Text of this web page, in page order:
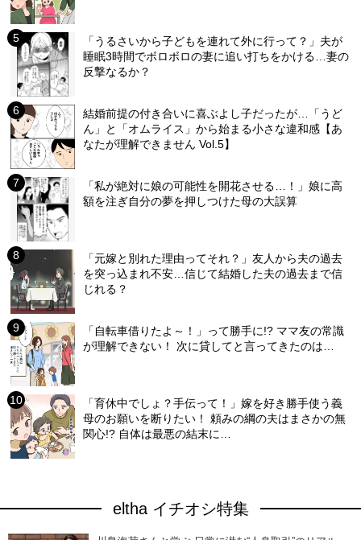
「うるさいから子どもを連れて外に行って？」夫が
睡眠3時間でボロボロの妻に追い打ちをかける…妻の
反撃なるか？
結婚前提の付き合いに喜ぶよし子だったが…「うど
ん」と「オムライス」から始まる小さな違和感【あ
なたが理解できません Vol.5】
「私が絶対に娘の可能性を開花させる…！」娘に高
額を注ぎ自分の夢を押しつけた母の大誤算
「元嫁と別れた理由ってそれ？」友人から夫の過去
を突っ込まれ不安…信じて結婚した夫の過去まで信
じれる？
「自転車借りたよ～！」って勝手に!? ママ友の常識
が理解できない！ 次に貸してと言ってきたのは…
「育休中でしょ？手伝って！」嫁を好き勝手使う義
母のお願いを断りたい！ 頼みの綱の夫はまさかの無
関心!? 自体は最悪の結末に…
eltha イチオシ特集